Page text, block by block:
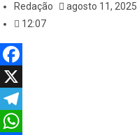
Redação
agosto 11, 2025
12:07
a
c
X
T